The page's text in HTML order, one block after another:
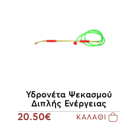
Υδρονέτα Ψεκασμού
Διπλής Ενέργειας
20.50€ ΚΑΛΑΘΙ